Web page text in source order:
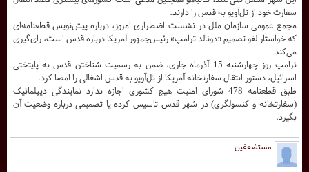
مستضعفین
سفارت خود از تل‌آویو به قدس را دارند.
مجمع عمومی سازمان ملل در نشست اضطراری امروز، درباره پیش‌نویس قطعنامه‌ای
که خواستار لغو تصمیم «دونالد ترامپ» رئیس‌جمهور آمریکا درباره قدس است، رای‌گیری
می‌کند
ترامپ روز چهارشنبه 15 آذرماه جاری، ضمن به رسمیت شناختن قدس به پایتختی
اسرائیل، دستور انتقال سفارتخانه آمریکا از تل‌آویو به قدس اشغالی را امضا کرد.
طبق قطعنامه 478 شورای امنیت هیچ کشوری اجازه ندارد نمایندگی دیپلماتیک
(سفارتخانه و کنسولگری) در شهر قدس تاسیس کرده یا تصمیمی درباره وضعیت آن
بگیرد.